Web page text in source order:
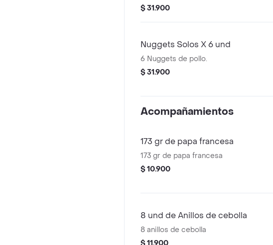
cebolla y papa perro
$ 31.900
Nuggets Solos X 6 und
6 Nuggets de pollo.
$ 31.900
Acompañamientos
173 gr de papa francesa
173 gr de papa francesa
$ 10.900
8 und de Anillos de cebolla
8 anillos de cebolla